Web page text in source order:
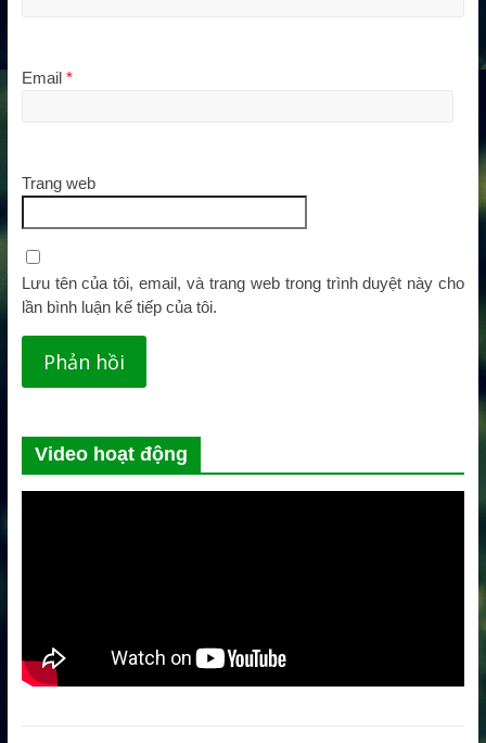
Email *
Trang web
Lưu tên của tôi, email, và trang web trong trình duyệt này cho
lần bình luận kế tiếp của tôi.
Video hoạt động